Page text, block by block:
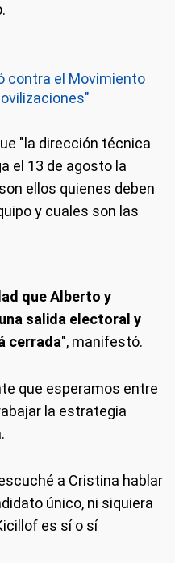
contra el Movimiento
"la dirección técnica
el 13 de agosto la
ellos quienes deben
y cuales son las
que Alberto y
salida electoral y
cerrada", manifestó.
que esperamos entre
la estrategia
a Cristina hablar
único, ni siquiera
es sí o sí